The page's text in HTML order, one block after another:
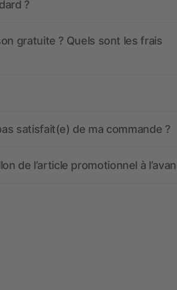
?
gratuite ? Quels sont les frais
satisfait(e) de ma commande ?
de l’article promotionnel à